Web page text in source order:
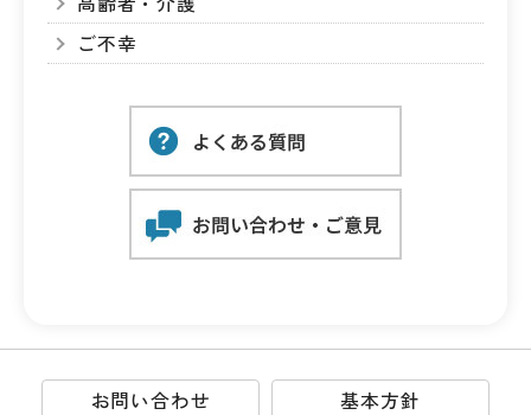
ご不幸
お問い合わせ
基本方針